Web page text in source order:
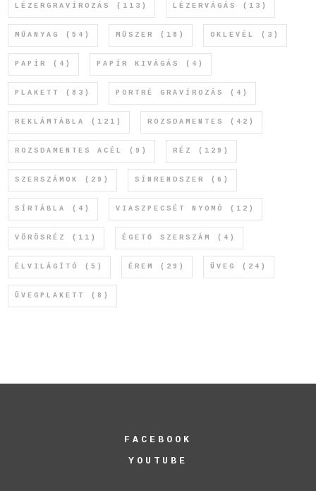
LÉZERGRAVÍROZÁS (113) LÉZERVÁGÁS (13)
MŰANYAG (54) MŰSZER (18) OKLEVÉL (3)
PAPÍR (4) PAPÍR KIVÁGÁS (4)
PLAKETT (83) PORTRÉ GRAVÍROZÁS (4)
REKLÁMTÁBLA (121) ROZSDAMENTES (42)
ROZSDAMENTES ACÉL (9) RÉZ (129)
SZERSZÁMOK (29) SÍNRENDSZER (6)
SÍRTÁBLA (4) VIASZPECSÉT NYOMÓ (12)
VÖRÖSRÉZ (11) ÉGETŐ SZERSZÁM (4)
ÉLVILÁGÍTÓ (5) ÉREM (29) ÜVEG (24)
ÜVEGPLAKETT (8)
FACEBOOK
YOUTUBE